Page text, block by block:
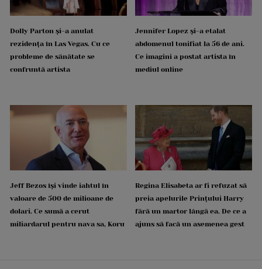
Dolly Parton și-a anulat
rezidența în Las Vegas. Cu ce
probleme de sănătate se
confruntă artista
Jennifer Lopez și-a etalat
abdomenul tonifiat la 56 de ani.
Ce imagini a postat artista în
mediul online
Jeff Bezos își vinde iahtul în
valoare de 500 de milioane de
dolari. Ce sumă a cerut
miliardarul pentru nava sa, Koru
Regina Elisabeta ar fi refuzat să
preia apelurile Prințului Harry
fără un martor lângă ea. De ce a
ajuns să facă un asemenea gest